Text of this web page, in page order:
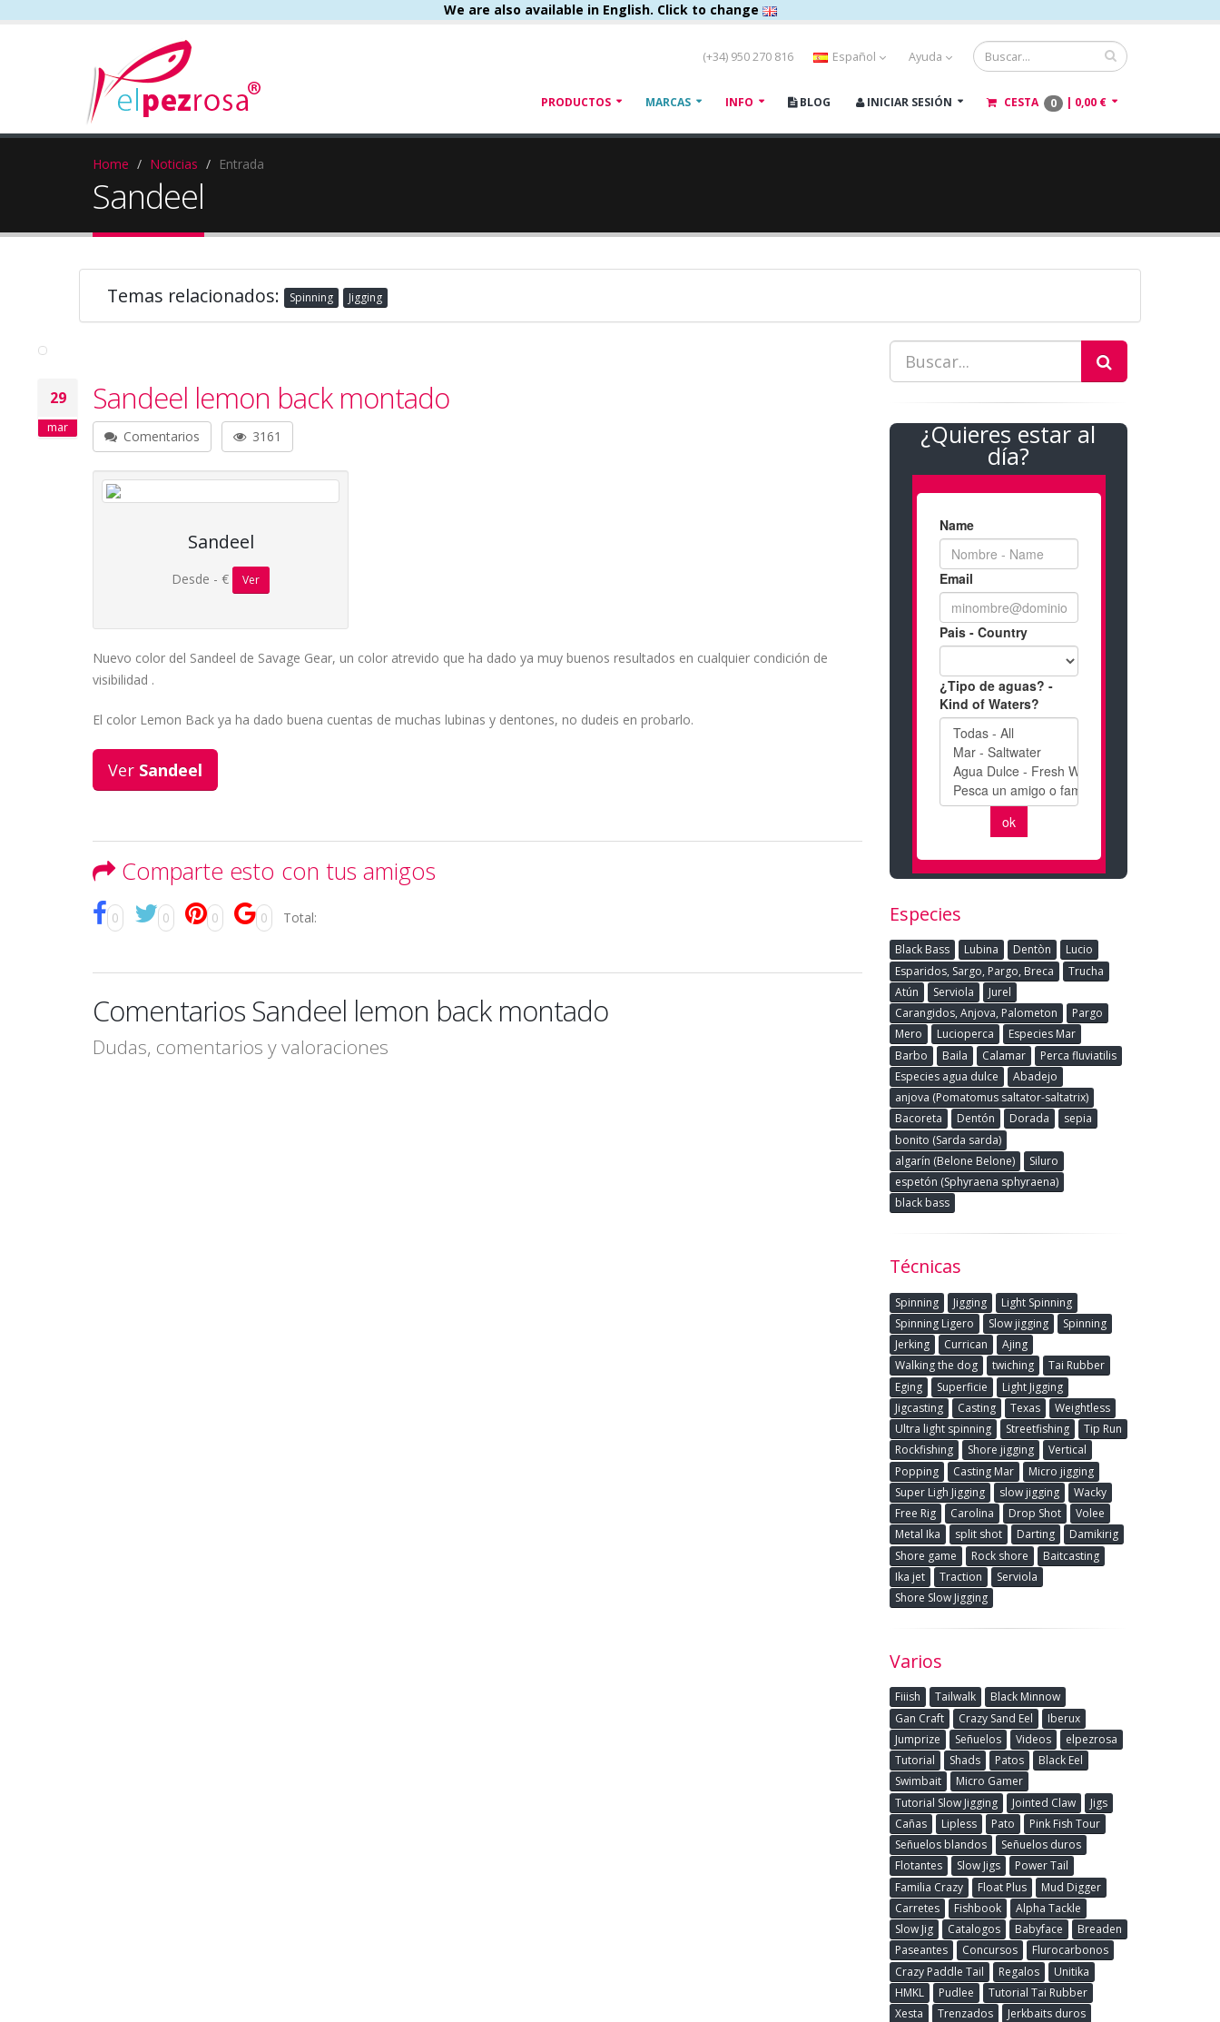
We are also available in English. Click to change
(+34) 950 270 816 Español Ayuda
PRODUCTOS MARCAS INFO BLOG INICIAR SESIÓN CESTA 0 | 0,00 €
Home Noticias Entrada
Sandeel
Temas relacionados: Spinning Jigging
29
mar
Sandeel lemon back montado
Comentarios 3161
Sandeel
Desde - € Ver
Nuevo color del Sandeel de Savage Gear, un color atrevido que ha dado ya muy buenos resultados en cualquier condición de
visibilidad .
El color Lemon Back ya ha dado buena cuentas de muchas lubinas y dentones, no dudeis en probarlo.
Ver Sandeel
Comparte esto con tus amigos
0 0 0 0 Total:
Comentarios Sandeel lemon back montado
Dudas, comentarios y valoraciones
¿Quieres estar al
día?
Especies
Black Bass Lubina Dentòn
Lucio
Esparidos, Sargo, Pargo, Breca
Trucha
Atún
Serviola
Jurel
Carangidos, Anjova, Palometon
Pargo
Mero
Lucioperca
Especies Mar
Barbo
Baila Calamar
Perca fluviatilis
Especies agua dulce
Abadejo
anjova (Pomatomus saltator-saltatrix)
Bacoreta
Dentón Dorada
sepia
bonito (Sarda sarda)
algarín (Belone Belone)
Siluro
espetón (Sphyraena sphyraena)
black bass
Técnicas
Spinning Jigging
Light Spinning
Spinning Ligero
Slow jigging
Spinning
Jerking
Currican
Ajing
Walking the dog
twiching
Tai Rubber
Eging
Superficie
Light Jigging
Jigcasting
Casting Texas
Weightless
Ultra light spinning
Streetfishing
Tip Run
Rockfishing
Shore jigging
Vertical
Popping
Casting Mar
Micro jigging
Super Ligh Jigging
slow jigging
Wacky
Free Rig
Carolina Drop Shot
Volee
Metal Ika
split shot Darting
Damikirig
Shore game
Rock shore
Baitcasting
Ika jet
Traction
Serviola
Shore Slow Jigging
Varios
Fiiish Tailwalk
Black Minnow
Gan Craft
Crazy Sand Eel
Iberux
Jumprize
Señuelos Videos
elpezrosa
Tutorial
Shads Patos
Black Eel
Swimbait
Micro Gamer
Tutorial Slow Jigging
Jointed Claw
Jigs
Cañas
Lipless Pato
Pink Fish Tour
Señuelos blandos
Señuelos duros
Flotantes
Slow Jigs
Power Tail
Familia Crazy
Float Plus
Mud Digger
Carretes
Fishbook
Alpha Tackle
Slow Jig
Catalogos Babyface
Breaden
Paseantes
Concursos
Flurocarbonos
Crazy Paddle Tail
Regalos
Unitika
HMKL
Pudlee
Tutorial Tai Rubber
Xesta
Trenzados
Jerkbaits duros